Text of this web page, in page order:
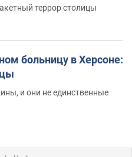
террор столицы
больницу в Херсоне:
и они не единственные